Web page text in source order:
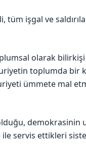
tüm işgal ve
olarak bilirkişi
toplumda bir
ümmete mal
demokrasinin
servis ettikleri